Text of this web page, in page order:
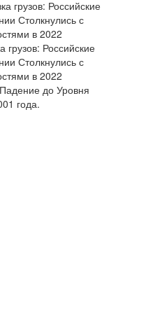
грузов: Российские
Столкнулись с
в 2022
до Уровня
года.